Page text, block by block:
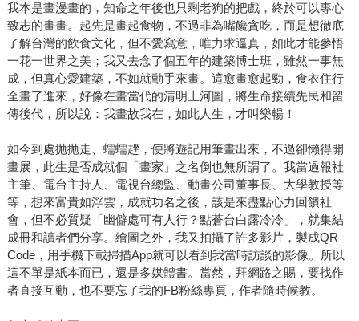
我本是畫漫畫的，知命之年後也只剩老狗的把戲，終於可以專心
致志的畫畫。起先是畫起食物，不過非為嘴饞貪吃，而是想徹底
了解台灣的飲食文化，但不愛寫意，唯力求逼真，如此才能參悟
一花一世界之美；我又去念了個五年的建築博士班，雖然一事無
成，但真心愛建築，不如就動手來畫。這愈畫愈起勁，食衣住行
全畫了進來，好像在畫當代的清明上河圖，將生命接續先民和留
傳後代，所以說：我畫故我在，如此人生，才叫樂暢！
如今到處拋拋走、蠕蠕趖，便將遊記用筆畫出來，不過卻懶得開
畫展，此生是否成就個「畫家」之名倒也無所謂了。我當過報社
主筆、電台主持人、電視台總監、動畫公司董事長、大學教授等
等，想來富貴如浮雲，成就功名之後，該是來盡點心力回饋社
會，但不必質疑「幽僻處可有人行？點蒼台白露冷冷」，就集結
成冊和讀者們分享。繪圖之外，我又拍攝了許多影片，製成QR
Code，用手機下載掃描App就可以看到我當時訪談的影像。所以
這不單是紙本而已，還是多媒體書。當然，拜網路之賜，要找作
者直接互動，也不要忘了我的FB粉絲專頁，作者隨時候教。